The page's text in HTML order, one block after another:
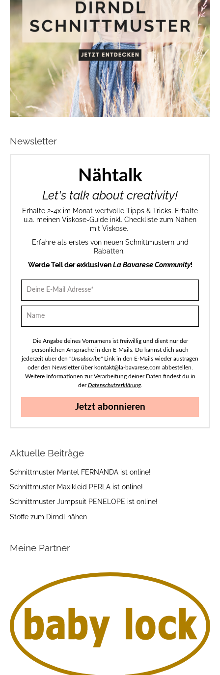
Newsletter
Nähtalk
Let's talk about creativity!
Erhalte 2-4x im Monat wertvolle Tipps & Tricks. Erhalte
u.a. meinen Viskose-Guide inkl. Checkliste zum Nähen
mit Viskose.
Erfahre als erstes von neuen Schnittmustern und
Rabatten.
Werde Teil der exklusivenLa Bavarese Community!
Die Angabe deines Vornamens ist freiwillig und dient nur der
persönlichen Ansprache in den E-Mails. Du kannst dich auch
jederzeit über den "Unsubscribe" Link in den E-Mails wieder austragen
oder den Newsletter über kontakt@la-bavarese.com abbestellen.
Weitere Informationen zur Verarbeitung deiner Daten findest du in
derDatenschutzerklärung.
Jetzt abonnieren
Aktuelle Beiträge
Schnittmuster Mantel FERNANDA ist online!
Schnittmuster Maxikleid PERLA ist online!
Schnittmuster Jumpsuit PENELOPE ist online!
Stoffe zum Dirndl nähen
Meine Partner